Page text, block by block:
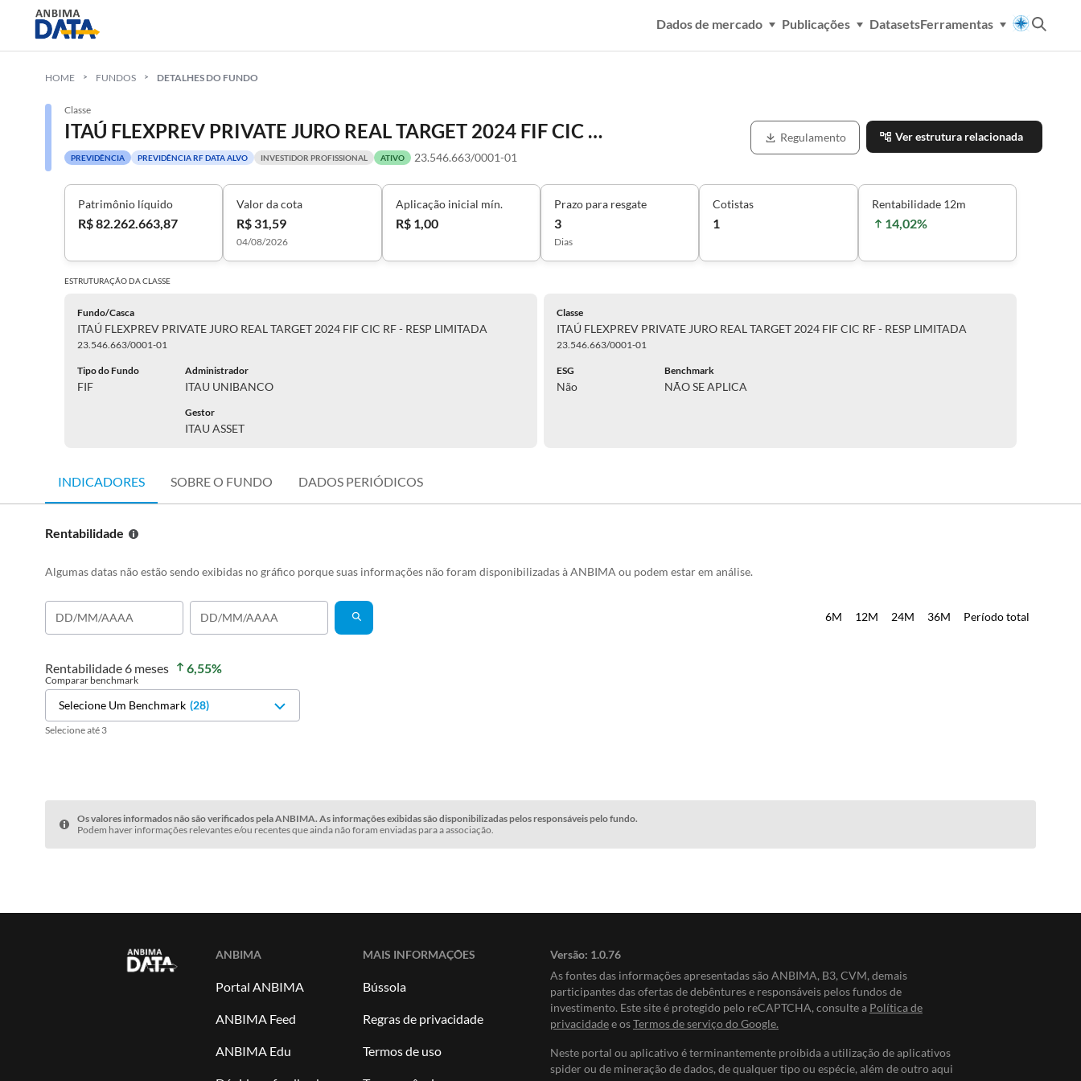
Dados de mercado Publicações DatasetsFerramentas
HOME FUNDOS DETALHES DO FUNDO
Classe
ITAÚ FLEXPREV PRIVATE JURO REAL TARGET 2024 FIF CIC RF - RESP LIMITADA
PREVIDÊNCIA PREVIDÊNCIA RF DATA ALVO INVESTIDOR PROFISSIONAL ATIVO 23.546.663/0001-01
Regulamento Ver estrutura relacionada
Patrimônio líquido
R$ 82.262.663,87
Valor da cota
R$ 31,59
04/08/2026
Aplicação inicial mín.
R$ 1,00
Prazo para resgate
3
Dias
Cotistas
1
Rentabilidade 12m
14,02%
ESTRUTURAÇÃO DACLASSE
Fundo/Casca
ITAÚ FLEXPREV PRIVATE JURO REAL TARGET 2024 FIF CIC RF - RESP LIMITADA
23.546.663/0001-01
Tipo do Fundo
FIF
Administrador
ITAU UNIBANCO
Gestor
ITAU ASSET
Classe
ITAÚ FLEXPREV PRIVATE JURO REAL TARGET 2024 FIF CIC RF - RESP LIMITADA
23.546.663/0001-01
ESG
Não
Benchmark
NÃO SE APLICA
INDICADORES SOBRE O FUNDO DADOS PERIÓDICOS
Rentabilidade
Algumas datas não estão sendo exibidas no gráfico porque suas informações não foram disponibilizadas à ANBIMA ou podem estar em análise.
6M 12M 24M 36M Período total
Rentabilidade 6 meses 6,55%
Comparar benchmark
Selecione Um Benchmark (28)
Selecione até 3
Os valores informados não são verificados pela ANBIMA. As informações exibidas são disponibilizadas pelos responsáveis pelo fundo.
Podem haver informações relevantes e/ou recentes que ainda não foram enviadas para a associação.
ANBIMA
Portal ANBIMA
ANBIMA Feed
ANBIMA Edu
MAIS INFORMAÇÕES
Bússola
Regras de privacidade
Termos de uso
Versão: 1.0.76
As fontes das informações apresentadas são ANBIMA, B3, CVM, demais
participantes das ofertas de debêntures e responsáveis pelos fundos de
investimento. Este site é protegido pelo reCAPTCHA, consulte a Política de
privacidadee osTermos de serviço do Google.
Neste portal ou aplicativo é terminantemente proibida a utilização de aplicativos
spider ou de mineração de dados, de qualquer tipo ou espécie, além de outro aqui